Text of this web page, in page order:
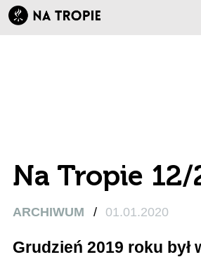
Na Tropie 12/
ARCHIWUM / 01.01.2020
Grudzień 2019 roku był